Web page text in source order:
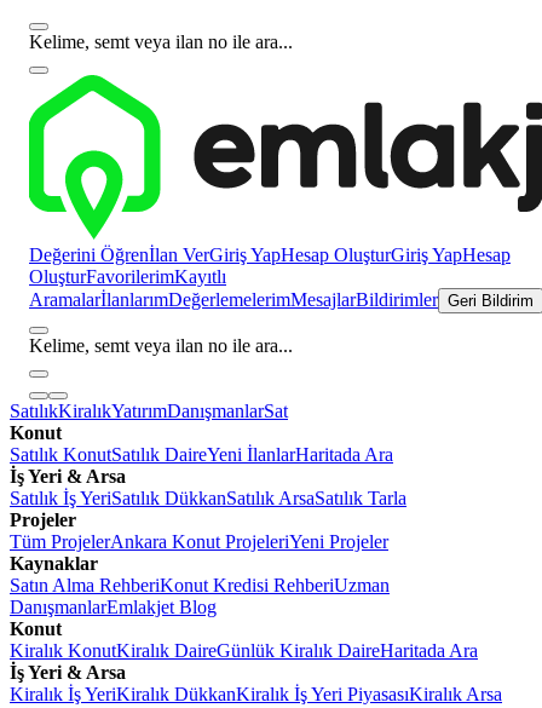
Kelime, semt veya ilan no ile ara...
Değerini Öğrenİlan VerGiriş YapHesap OluşturGiriş YapHesap
OluşturFavorilerimKayıtlı
AramalarİlanlarımDeğerlemelerimMesajlarBildirimler Geri Bildirim
Kelime, semt veya ilan no ile ara...
SatılıkKiralıkYatırımDanışmanlarSat
Konut
Satılık KonutSatılık DaireYeni İlanlarHaritada Ara
İş Yeri & Arsa
Satılık İş YeriSatılık DükkanSatılık ArsaSatılık Tarla
Projeler
Tüm ProjelerAnkara Konut ProjeleriYeni Projeler
Kaynaklar
Satın Alma RehberiKonut Kredisi RehberiUzman
DanışmanlarEmlakjet Blog
Konut
Kiralık KonutKiralık DaireGünlük Kiralık DaireHaritada Ara
İş Yeri & Arsa
Kiralık İş YeriKiralık DükkanKiralık İş Yeri PiyasasıKiralık Arsa